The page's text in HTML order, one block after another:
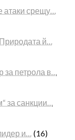
атаки срещу…
Природата й…
петрола в…
за санкции…
и… (16)